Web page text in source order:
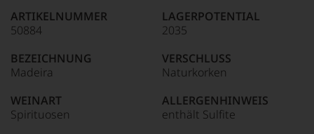
90–94 Punkte:
für
»Fine
für
die
edlen
Weine
der
Welt,
ARTIKELNUMMER
50884
BEZEICHNUNG
Madeira
WEINART
Spirituosen
LAGERPOTENTIAL
2035
VERSCHLUSS
Naturkorken
ALLERGENHINWEIS
enthält Sulfite